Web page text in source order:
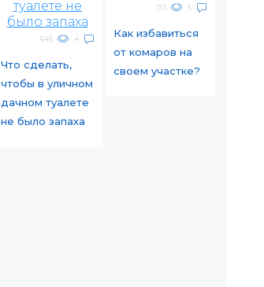
645 4
Что сделать,
чтобы в уличном
дачном туалете
не было запаха
713 5
Как избавиться
от комаров на
своем участке?